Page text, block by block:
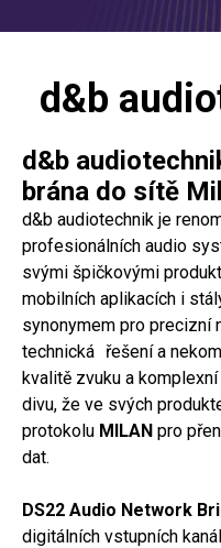
d&b
d&b
brána do sítě
d&b audiotechnik je
profesionálních audio
svými špičkovými
mobilních aplikacích i
synonymem pro precizní
technická řešení a
kvalitě zvuku a
divu, že ve svých
protokolu MILAN pro
dat.
DS22 Audio Network
digitálních vstupních